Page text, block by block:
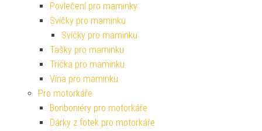
Povlečení pro maminky
Svíčky pro maminku
Svíčky pro maminku
Tašky pro maminku
Trička pro maminku
Vína pro maminku
Pro motorkáře
Bonboniéry pro motorkáře
Dárky z fotek pro motorkáře